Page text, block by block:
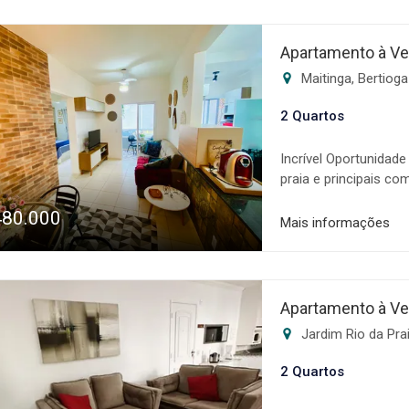
toda a fase de
sonho! Os valores,
sujeitos a alteração
Apartamento à
Maitinga,
2 Quartos
Incrível
praia e principais
Varanda gourmet * 1
toda a fase de
sonho! Os valores,
sujeitos a alteração
Mais informações
Apartamento à
Jardim Rio da
2 Quartos